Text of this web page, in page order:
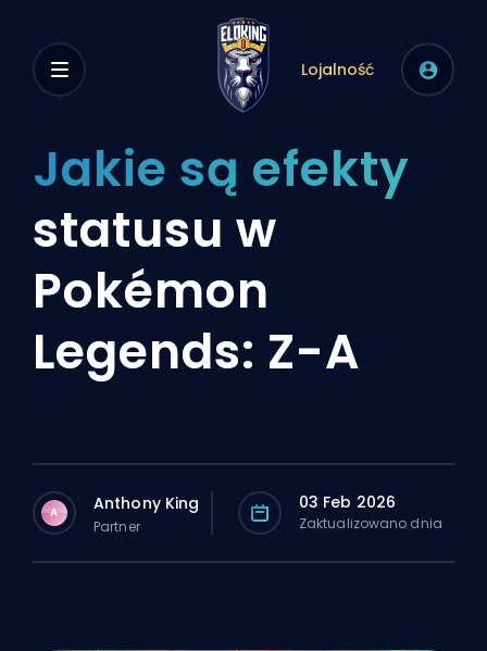
Lojalność
Jakie są efekty
statusu w
Pokémon
Legends: Z-A
A Anthony King
Partner
03 Feb 2026
Zaktualizowano dnia